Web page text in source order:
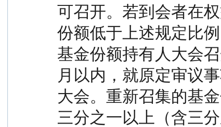
可召开。若到会者在
份额低于上述规定比
基金份额持有人大会
月以内，就原定审议
大会。重新召集的基
三分之一以上（含三